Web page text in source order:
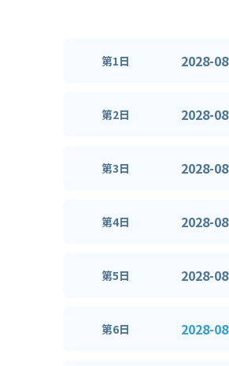
第1日 2028-
第2日 2028-
第3日 2028-
第4日 2028-
第5日 2028-
第6日 2028-